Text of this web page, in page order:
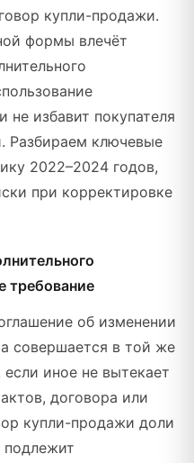
купли-продажи.
формы влечёт
не избавит покупателя
Разбираем ключевые
2022–2024 годов,
при корректировке
требование
об изменении
совершается в той же
иное не вытекает
договора или
купли-продажи доли